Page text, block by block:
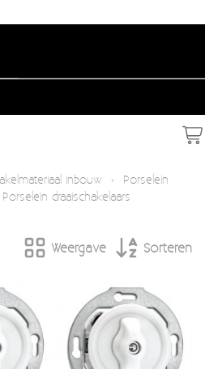
inbouw ›
Porselein
Porselein draaischakelaars
Weergave Sorteren